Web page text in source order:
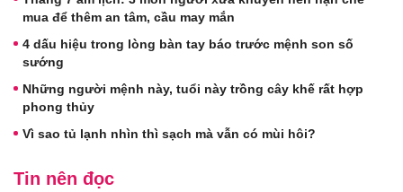
mua để thêm an tâm, cầu may mắn
4 dấu hiệu trong lòng bàn tay báo trước mệnh son số
sướng
Những người mệnh này, tuổi này trồng cây khế rất hợp
phong thủy
Vì sao tủ lạnh nhìn thì sạch mà vẫn có mùi hôi?
Tin nên đọc